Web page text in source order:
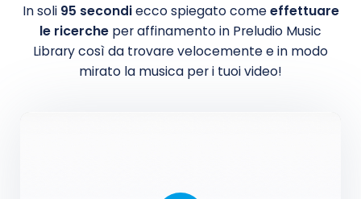
In soli 95 secondiecco spiegato comeeffettuare
le ricerche per affinamento in Preludio Music
Library così da trovare velocemente e in modo
mirato la musica per i tuoi video!